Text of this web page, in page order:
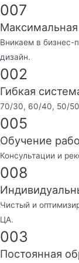
007
Вникаем в бизнес-
дизайн.
002
Гибкая
70/30, 60/40, 50/50
005
Обучение
Консультации и
008
Чистый и
ЦА.
003
Постоянная